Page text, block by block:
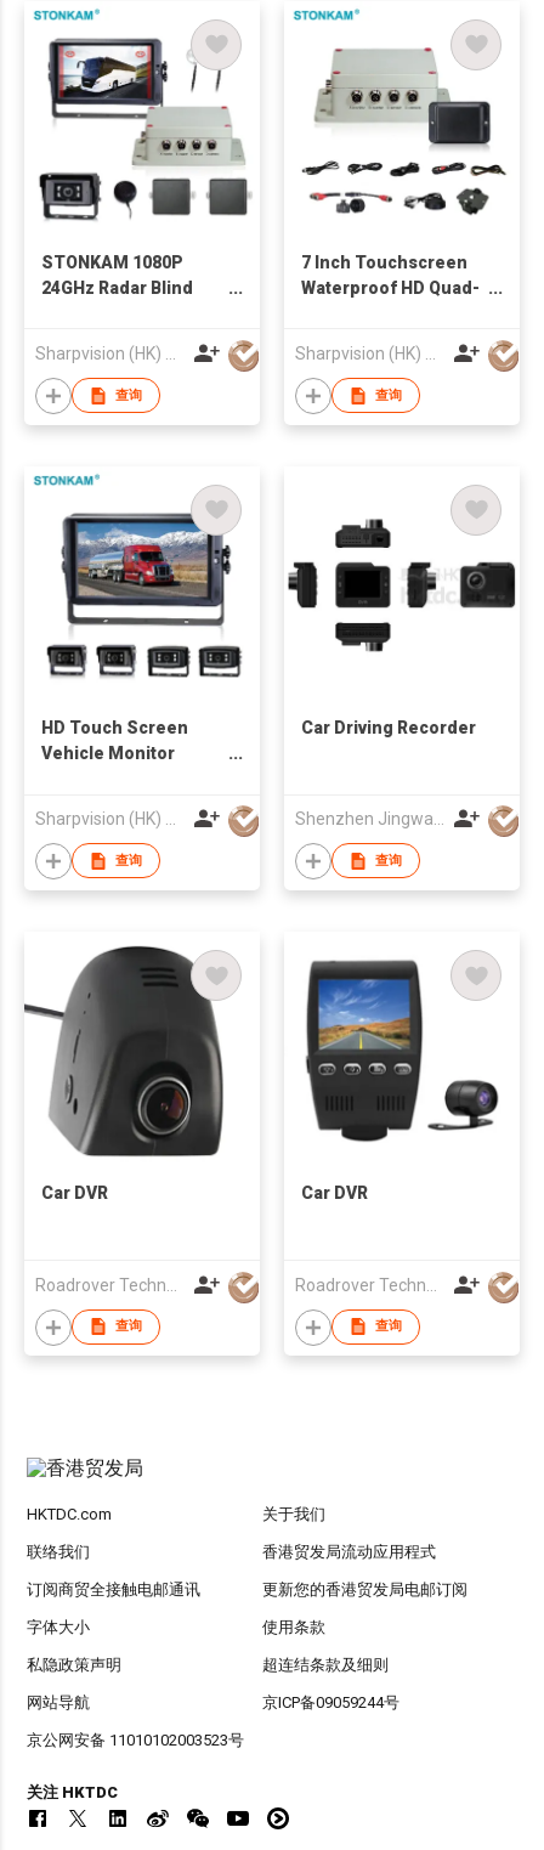
STONKAM 1080P
24GHz Radar Blind
查询
7 Inch Touchscreen
Waterproof HD Quad-
查询
HD Touch Screen
Vehicle Monitor
Sharpvision (HK) Co
查询
Car Driving Recorder
Shenzhen Jingwah Information Technology Co., Ltd.
查询
Car DVR
查询
Car DVR
查询
HKTDC.com 关于我们
联络我们 香港贸发局流动应用程式
订阅商贸全接触电邮通讯 更新您的香港贸发局电邮订阅
字体大小 使用条款
私隐政策声明 超连结条款及细则
网站导航 京ICP备09059244号
京公网安备 11010102003523号
关注 HKTDC